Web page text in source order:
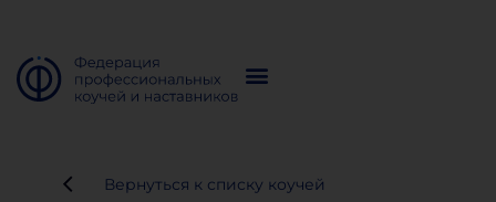
Вернуться к списку коучей